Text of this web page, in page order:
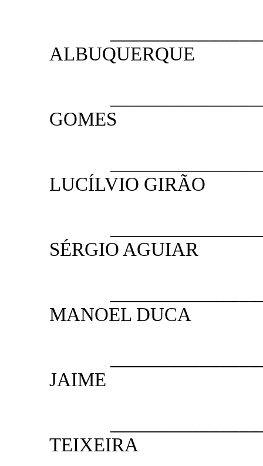
ALBUQUERQUE
GOMES
LUCÍLVIO GIRÃO
SÉRGIO AGUIAR
MANOEL DUCA
JAIME
TEIXEIRA